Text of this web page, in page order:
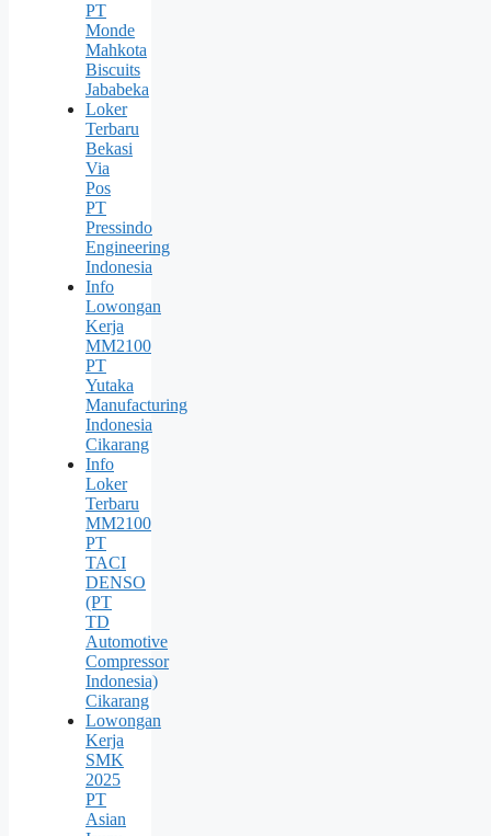
PT
Monde
Mahkota
Biscuits
Jababeka
Loker
Terbaru
Bekasi
Via
Pos
PT
Pressindo
Engineering
Indonesia
Info
Lowongan
Kerja
MM2100
PT
Yutaka
Manufacturing
Indonesia
Cikarang
Info
Loker
Terbaru
MM2100
PT
TACI
DENSO
(PT
TD
Automotive
Compressor
Indonesia)
Cikarang
Lowongan
Kerja
SMK
2025
PT
Asian